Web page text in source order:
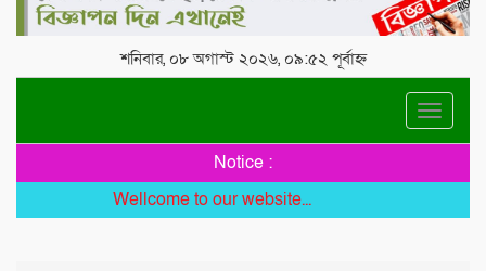
শনিবার, ০৮ অগাস্ট ২০২৬, ০৯:৫২ পূর্বাহ্ন
Toggle
Notice :
Wellcome to our website...